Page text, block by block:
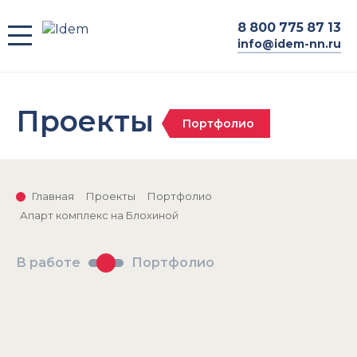
8 800 775 87 13
info@idem-nn.ru
Проекты Портфолио
Главная Проекты
Портфолио
Апарт комплекс на Блохиной
В работе Портфолио